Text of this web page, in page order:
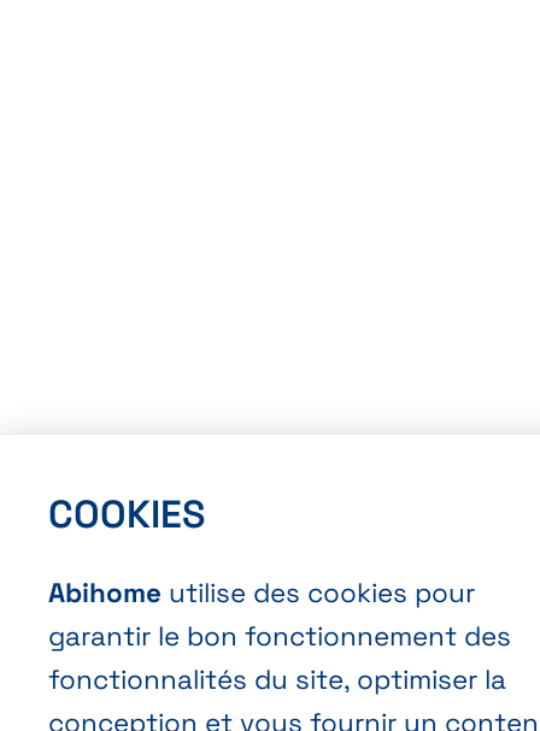
COOKIES
Abihome utilise des cookies pour
garantir le bon fonctionnement des
fonctionnalités du site, optimiser la
conception et vous fournir un